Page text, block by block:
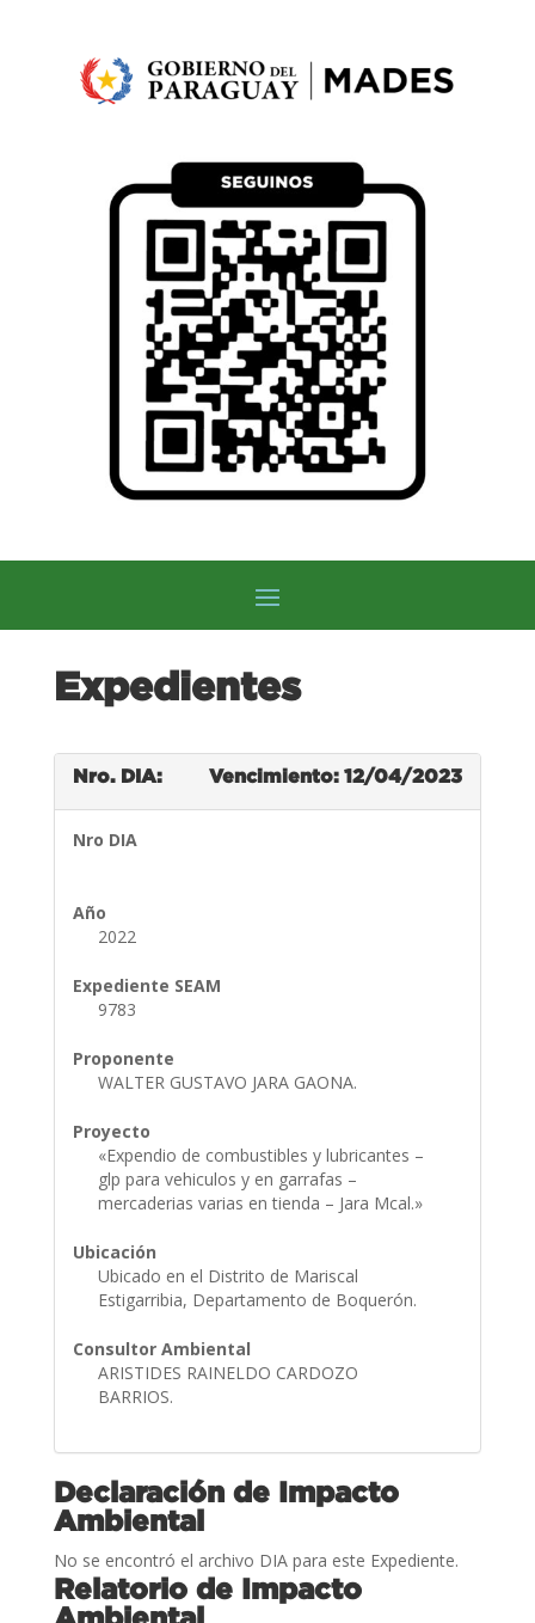
Expedientes
Nro. DIA: Vencimiento: 12/04/2023
Nro DIA
Año
2022
Expediente SEAM
9783
Proponente
WALTER GUSTAVO JARA GAONA.
Proyecto
«Expendio de combustibles y lubricantes –
glp para vehiculos y en garrafas –
mercaderias varias en tienda – Jara Mcal.»
Ubicación
Ubicado en el Distrito de Mariscal
Estigarribia, Departamento de Boquerón.
Consultor Ambiental
ARISTIDES RAINELDO CARDOZO
BARRIOS.
Declaración de Impacto
Ambiental
No se encontró el archivo DIA para este Expediente.
Relatorio de Impacto